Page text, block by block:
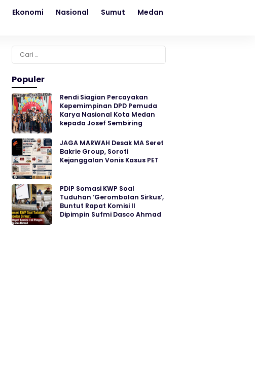
Ekonomi Nasional Sumut Medan
Cari
untuk:
Populer
Rendi Siagian Percayakan
Kepemimpinan DPD Pemuda
Karya Nasional Kota Medan
kepada Josef Sembiring
JAGA MARWAH Desak MA Seret
Bakrie Group, Soroti
Kejanggalan Vonis Kasus PET
PDIP Somasi KWP Soal
Tuduhan ‘Gerombolan Sirkus’,
Buntut Rapat Komisi II
Dipimpin Sufmi Dasco Ahmad